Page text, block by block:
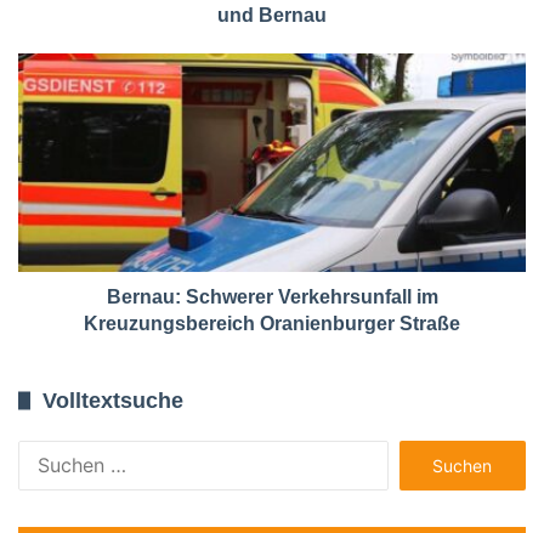
und Bernau
Bernau: Schwerer Verkehrsunfall im
Kreuzungsbereich Oranienburger Straße
Volltextsuche
nach: